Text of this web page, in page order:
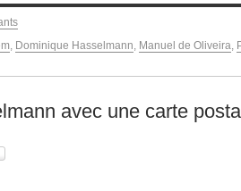
Dominique Hasselmann Manuel de Oliveira
avec une carte